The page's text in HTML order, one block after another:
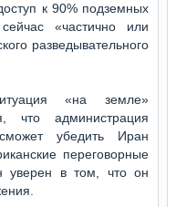
к 90% подземных
«частично или
разведывательного
«на земле»
что администрация
убедить Иран
переговорные
уверен в том, что он